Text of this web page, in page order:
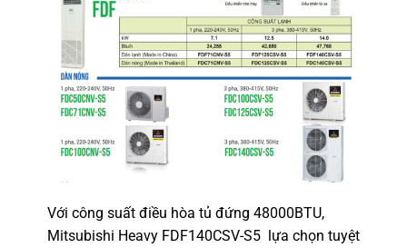
Với công suất điều hòa tủ đứng 48000BTU,
Mitsubishi Heavy FDF140CSV-S5 lựa chọn tuyệt